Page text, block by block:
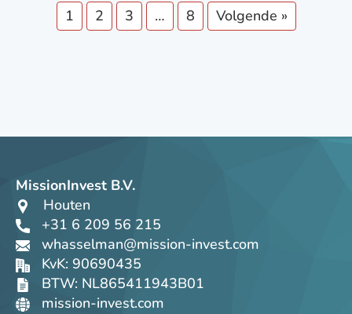
1 2 3 … 8 Volgende »
MissionInvest B.V.
Houten
+31 6 209 56 215
whasselman@mission-invest.com
KvK: 90690435
BTW: NL865411943B01
mission-invest.com